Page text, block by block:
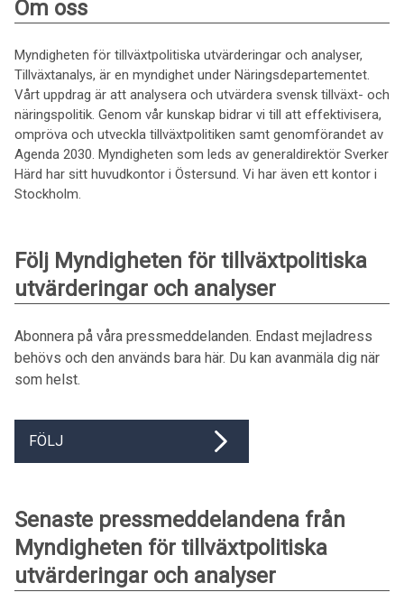
Om oss
Myndigheten för tillväxtpolitiska utvärderingar och analyser,
Tillväxtanalys, är en myndighet under Näringsdepartementet.
Vårt uppdrag är att analysera och utvärdera svensk tillväxt- och
näringspolitik. Genom vår kunskap bidrar vi till att effektivisera,
ompröva och utveckla tillväxtpolitiken samt genomförandet av
Agenda 2030. Myndigheten som leds av generaldirektör Sverker
Härd har sitt huvudkontor i Östersund. Vi har även ett kontor i
Stockholm.
Följ Myndigheten för tillväxtpolitiska
utvärderingar och analyser
Abonnera på våra pressmeddelanden. Endast mejladress
behövs och den används bara här. Du kan avanmäla dig när
som helst.
FÖLJ
Senaste pressmeddelandena från
Myndigheten för tillväxtpolitiska
utvärderingar och analyser